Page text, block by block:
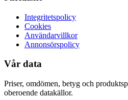
Integritetspolicy
Cookies
Användarvillkor
Annonsörspolicy
Vår data
Priser, omdömen, betyg och
oberoende datakällor.